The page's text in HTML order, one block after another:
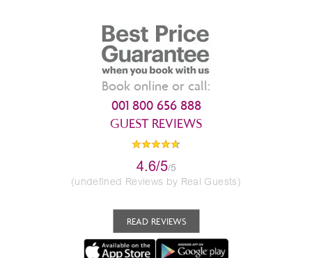
Book online or call:
001 800 656 888
GUEST REVIEWS
4.6/5/5
(undefined Reviews by Real Guests)
READ REVIEWS